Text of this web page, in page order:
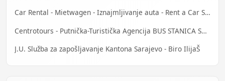
Car Rental - Mietwagen - Iznajmljivanje auta - Rent a Car Sarajevo
Centrotours - Putnička-Turistička Agencija BUS STANICA Sarajevo
J.U. Služba za zapošljavanje Kantona Sarajevo - Biro IlijaŠ